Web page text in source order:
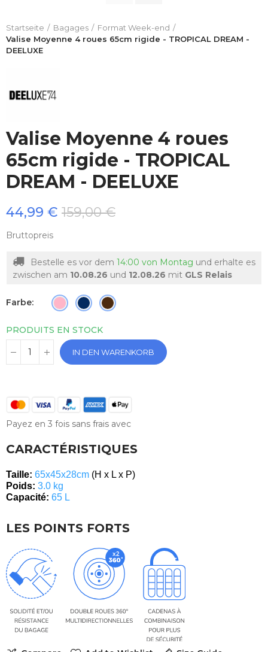
Startseite Bagages
Format Week-end
Valise Moyenne 4 roues 65cm rigide - TROPICAL DREAM -
DEELUXE
Valise Moyenne 4 roues
65cm rigide - TROPICAL
DREAM - DEELUXE
44,99 € 159,00 €
Bruttopreis
Bestelle es vor dem 14:00 von Montag und erhalte es
zwischen am 10.08.26 und 12.08.26 mit GLS Relais
Farbe
PRODUITS EN STOCK
IN DEN WARENKORB
Payez en 3 fois sans frais avec
CARACTÉRISTIQUES
Taille: 65x45x28cm (H x L x P)
Poids: 3.0 kg
Capacité: 65 L
LES POINTS FORTS